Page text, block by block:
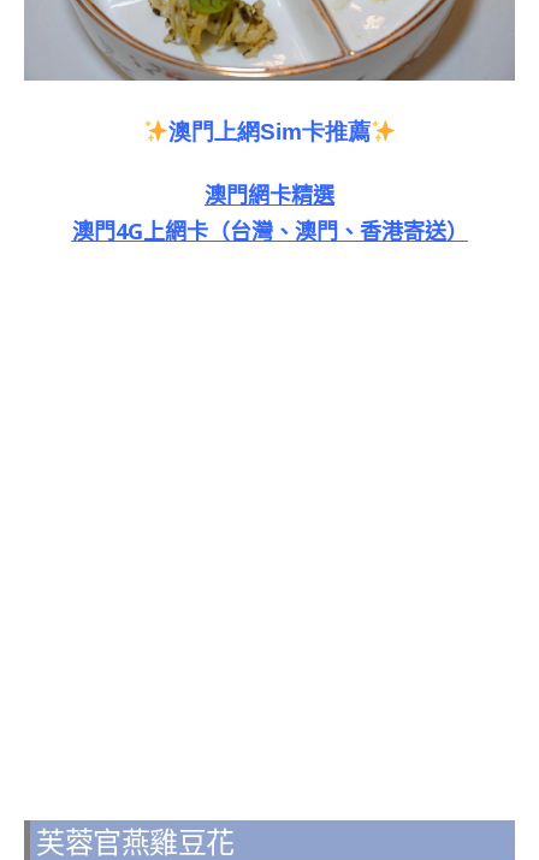
澳門上網Sim卡推薦
澳門網卡精選
澳門4G上網卡（台灣、澳門、香港寄送）
芙蓉官燕雞豆花